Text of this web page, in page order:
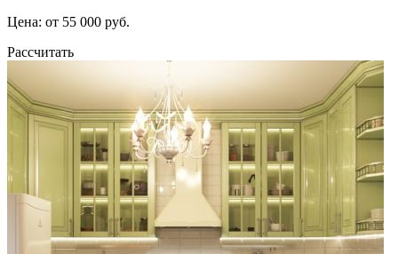
Цена: от 55 000 руб.
Рассчитать